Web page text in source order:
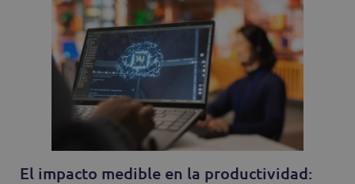
El impacto medible en la productividad: